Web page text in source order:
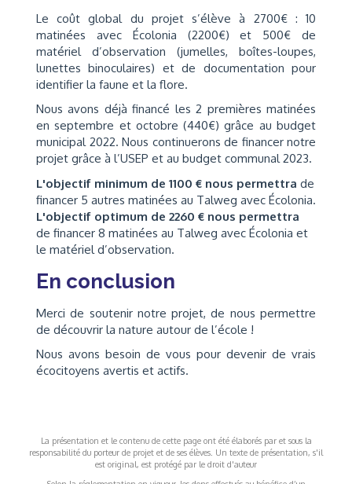
Le coût global du projet s’élève à 2700€ : 10
matinées avec Écolonia (2200€) et 500€ de
matériel d’observation (jumelles, boîtes-loupes,
lunettes binoculaires) et de documentation pour
identifier la faune et la flore.
Nous avons déjà financé les 2 premières matinées
en septembre et octobre (440€) grâce au budget
municipal 2022. Nous continuerons de financer notre
projet grâce à l’USEP et au budget communal 2023.
L'objectif minimum de 1100 € nous permettra de
financer 5 autres matinées au Talweg avec Écolonia.
L'objectif optimum de 2260 € nous permettra
de financer 8 matinées au Talweg avec Écolonia et
le matériel d’observation.
En conclusion
Merci de soutenir notre projet, de nous permettre
de découvrir la nature autour de l’école !
Nous avons besoin de vous pour devenir de vrais
écocitoyens avertis et actifs.
La présentation et le contenu de cette page ont été élaborés par et sous la
responsabilité du porteur de projet et de ses élèves. Un texte de présentation, s'il
est original, est protégé par le droit d'auteur